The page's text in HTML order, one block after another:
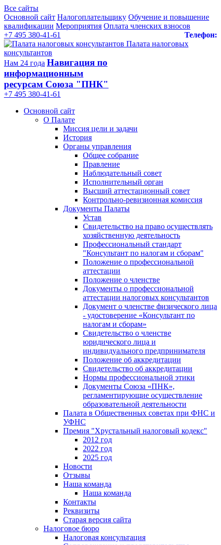
Все сайты
Основной сайт Налогоплательщику Обучение и повышение
квалификации Мероприятия Оплата членских взносов
Телефон:
+7 495 380-41-61
Палата налоговых
консультантов
Нам 24 года Навигация по
информационным
ресурсам Союза "ПНК"
+7 495 380‑41‑61
Основной сайт
О Палате
Миссия цели и задачи
История
Органы управления
Общее собрание
Правление
Наблюдательный совет
Исполнительный орган
Высший аттестационный совет
Контрольно-ревизионная комиссия
Документы Палаты
Устав
Свидетельство на право осуществлять
хозяйственную деятельность
Профессиональный стандарт
"Консультант по налогам и сборам"
Положение о профессиональной
аттестации
Положение о членстве
Документы о профессиональной
аттестации налоговых консультантов
Документ о членстве физического лица
- удостоверение «Консультант по
налогам и сборам»
Свидетельство о членстве
юридического лица и
индивидуального предпринимателя
Положение об аккредитации
Свидетельство об аккредитации
Нормы профессиональной этики
Документы Союза «ПНК»,
регламентирующие осуществление
образовательной деятельности
Палата в Общественных советах при ФНС и
УФНС
Премия "Хрустальный налоговый кодекс"
2012 год
2022 год
2025 год
Новости
Отзывы
Наша команда
Наша команда
Контакты
Реквизиты
Старая версия сайта
Налоговое бюро
Налоговая консультация